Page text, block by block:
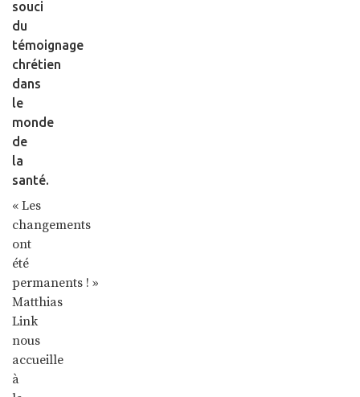
souci
du
témoignage
chrétien
dans
le
monde
de
la
santé.
« Les
changements
ont
été
permanents ! »
Matthias
Link
nous
accueille
à